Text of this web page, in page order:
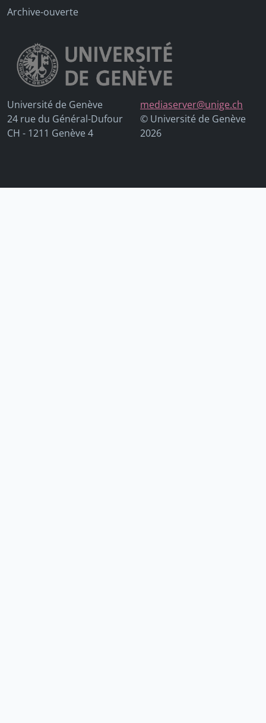
Archive-ouverte
Université de Genève
24 rue du Général-Dufour
CH - 1211 Genève 4
mediaserver@unige.ch
© Université de Genève
2026